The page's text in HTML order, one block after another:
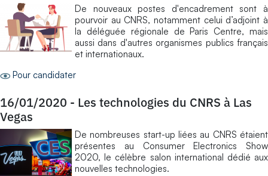
De nouveaux postes d'encadrement sont à
pourvoir au CNRS, notamment celui d’adjoint à
la déléguée régionale de Paris Centre, mais
aussi dans d'autres organismes publics français
et internationaux.
Pour candidater
16/01/2020 - Les technologies du CNRS à Las
Vegas
De nombreuses start-up liées au CNRS étaient
présentes au Consumer Electronics Show
2020, le célèbre salon international dédié aux
nouvelles technologies.